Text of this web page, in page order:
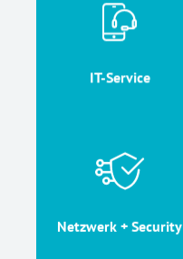
IT-Service
IT-Service
Netzwerk + Security
Netzwerk + Security